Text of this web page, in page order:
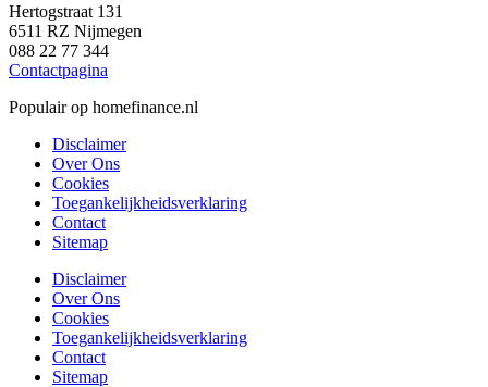
Hertogstraat 131
6511 RZ Nijmegen
088 22 77 344
Contactpagina
Populair op homefinance.nl
Disclaimer
Over Ons
Cookies
Toegankelijkheidsverklaring
Contact
Sitemap
Disclaimer
Over Ons
Cookies
Toegankelijkheidsverklaring
Contact
Sitemap